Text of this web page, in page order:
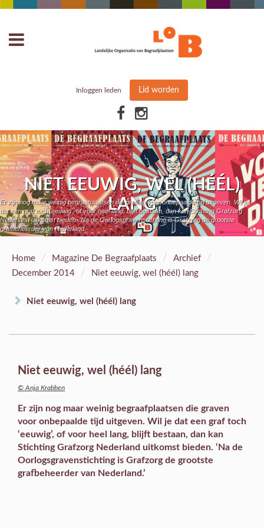
Inloggen leden Lid worden
NIET EEUWIG, WEL (HÉÉL)
LANG
Er zijn nog maar weinig begraafplaatsen die graven voor onbepaalde tijd uitgeven. Wil je
dat een graf toch 'eeuwig', of voor heel lang, blijft bestaan, dan kan Stichting Grafzorg
Nederland uitkomst bieden. 'Na de Oorlogsgravenstichting is Grafzorg de grootste
grafbeheerder van Nederland.'
Home / Magazine De Begraafplaats / Archief /
December 2014 / Niet eeuwig, wel (héél) lang
Niet eeuwig, wel (héél) lang
Niet eeuwig, wel (héél) lang
© Anja Krabben
Er zijn nog maar weinig begraafplaatsen die graven
voor onbepaalde tijd uitgeven. Wil je dat een graf toch
‘eeuwig’, of voor heel lang, blijft bestaan, dan kan
Stichting Grafzorg Nederland uitkomst bieden. ‘Na de
Oorlogsgravenstichting is Grafzorg de grootste
grafbeheerder van Nederland.’